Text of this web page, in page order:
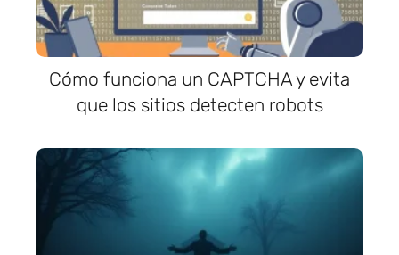
Cómo funciona un CAPTCHA y evita
que los sitios detecten robots